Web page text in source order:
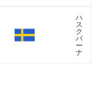
ハ
ス
ク
バ
ー
ナ